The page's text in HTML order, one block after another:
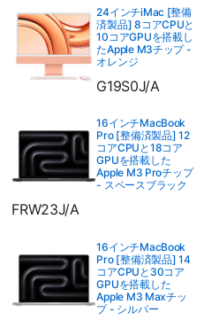
24インチiMac [整備
済製品] 8コアCPUと
10コアGPUを搭載し
たApple M3チップ -
オレンジ
G19S0J/A
16インチMacBook
Pro [整備済製品] 12
コアCPUと18コア
GPUを搭載した
Apple M3 Proチップ
- スペースブラック
FRW23J/A
16インチMacBook
Pro [整備済製品] 14
コアCPUと30コア
GPUを搭載した
Apple M3 Maxチッ
プ - シルバー